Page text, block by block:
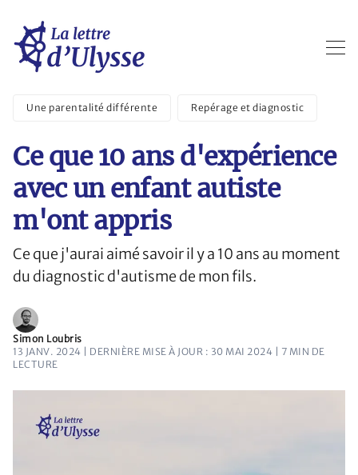
Une parentalité différente Repérage et diagnostic
Ce que 10 ans d'expérience
avec un enfant autiste
m'ont appris
Ce que j'aurai aimé savoir il y a 10 ans au moment
du diagnostic d'autisme de mon fils.
Simon Loubris
13 JANV. 2024 | DERNIÈRE MISE À JOUR : 30 MAI 2024
| 7 MIN DE
LECTURE